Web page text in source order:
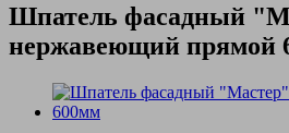
Шпатель фасадный
нержавеющий прямой